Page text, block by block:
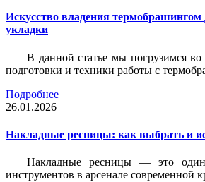
Искусство владения термобрашингом
укладки
В данной статье мы погрузимся во
подготовки и техники работы с
Подробнее
26.01.2026
Накладные ресницы: как выбрать и
Накладные ресницы — это
инструментов в арсенале современной